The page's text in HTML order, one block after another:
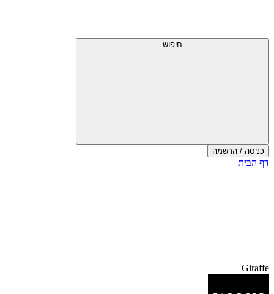
עליון
חיפוש
כניסה / הרשמה
סוף
דף הבית
Giraffe